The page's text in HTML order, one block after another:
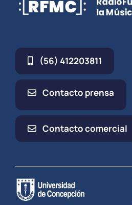
(56) 412203811
Contacto prensa
Contacto comercial